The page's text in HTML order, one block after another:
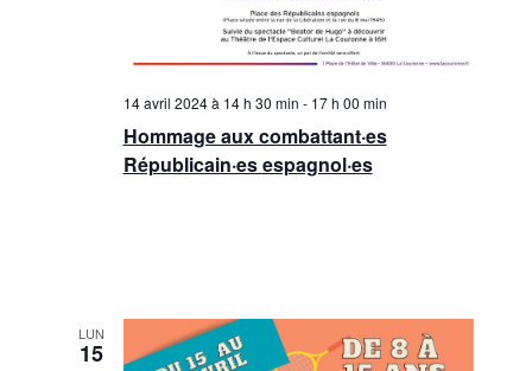
Hommage aux combattant·es
Républicain·es espagnol·es
14 avril 2024 à 14 h 30 min - 17 h 00 min
LUN
15